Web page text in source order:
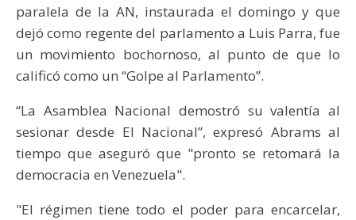
paralela de la AN, instaurada el domingo y que
dejó como regente del parlamento a Luis Parra, fue
un movimiento bochornoso, al punto de que lo
calificó como un “Golpe al Parlamento”.
“La Asamblea Nacional demostró su valentía al
sesionar desde El Nacional”, expresó Abrams al
tiempo que aseguró que "pronto se retomará la
democracia en Venezuela".
"El régimen tiene todo el poder para encarcelar,